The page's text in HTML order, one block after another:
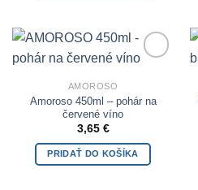
AMOROSO
Amoroso 450ml – pohár na
červené víno
3,65 €
PRIDAŤ DO KOŠÍKA